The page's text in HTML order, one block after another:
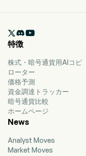

特徴
株式・暗号通貨用AIコピ
ローター
価格予測
資金調達トラッカー
暗号通貨比較
ホームページ
News
Analyst Moves
Market Moves